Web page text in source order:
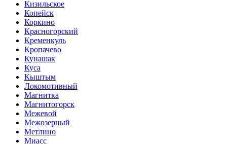
Кизильское
Копейск
Коркино
Красногорский
Кременкуль
Кропачево
Кунашак
Куса
Кыштым
Локомотивный
Магнитка
Магнитогорск
Межевой
Межозерный
Метлино
Миасс